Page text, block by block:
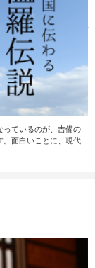
っているのが、吉備の
。面白いことに、現代